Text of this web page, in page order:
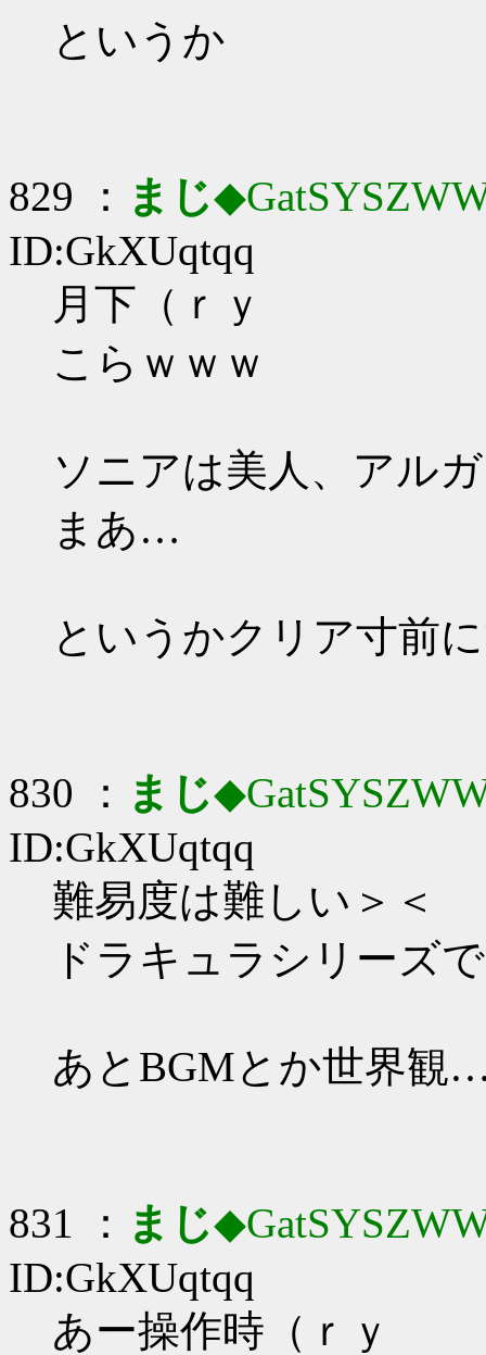
というか
829 ： まじ
ID:GkXUqtqq
月下（ｒｙ
こらｗｗｗ
ソニアは美人、アル
まあ…
というかクリア寸前
830 ： まじ
ID:GkXUqtqq
難易度は難しい＞＜
ドラキュラシリーズ
あとBGMとか世界観
831 ： まじ
ID:GkXUqtqq
あー操作時（ｒｙ